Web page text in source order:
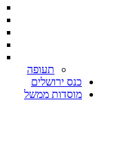
תעופה
כנס ירושלים
מוסדות ממשל